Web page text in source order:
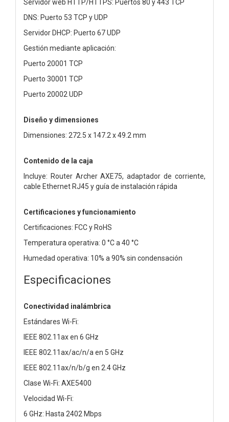
Servidor web HTTP/HTTPS: Puertos 80 y 443 TCP
DNS: Puerto 53 TCP y UDP
Servidor DHCP: Puerto 67 UDP
Gestión mediante aplicación:
Puerto 20001 TCP
Puerto 30001 TCP
Puerto 20002 UDP
Diseño y dimensiones
Dimensiones: 272.5 x 147.2 x 49.2 mm
Contenido de la caja
Incluye: Router Archer AXE75, adaptador de corriente,
cable Ethernet RJ45 y guía de instalación rápida
Certificaciones y funcionamiento
Certificaciones: FCC y RoHS
Temperatura operativa: 0 °C a 40 °C
Humedad operativa: 10% a 90% sin condensación
Especificaciones
Conectividad inalámbrica
Estándares Wi-Fi:
IEEE 802.11ax en 6 GHz
IEEE 802.11ax/ac/n/a en 5 GHz
IEEE 802.11ax/n/b/g en 2.4 GHz
Clase Wi-Fi: AXE5400
Velocidad Wi-Fi:
6 GHz: Hasta 2402 Mbps